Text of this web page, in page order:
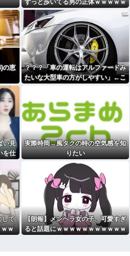
ずっと歩いてる男の正体ｗｗｗｗｗ
ｗｗｗｗｗｗｗｗｗ
の恵
？？？「車の運転はアルファードみ
たいな大型車の方がしやすい」←こ
い見
を仕
実際時岡→風タクの時の空気感を知
りたい
して
ｗ
【朗報】メンヘラ女の子、可愛すぎ
ると話題にｗｗｗｗｗｗｗｗｗｗｗ